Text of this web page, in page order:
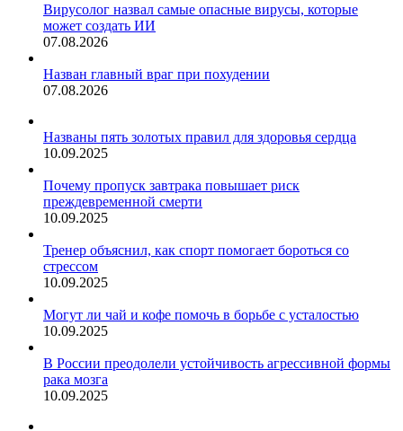
Вирусолог назвал самые опасные вирусы, которые
может создать ИИ
07.08.2026
Назван главный враг при похудении
07.08.2026
Названы пять золотых правил для здоровья сердца
10.09.2025
Почему пропуск завтрака повышает риск
преждевременной смерти
10.09.2025
Тренер объяснил, как спорт помогает бороться со
стрессом
10.09.2025
Могут ли чай и кофе помочь в борьбе с усталостью
10.09.2025
В России преодолели устойчивость агрессивной формы
рака мозга
10.09.2025